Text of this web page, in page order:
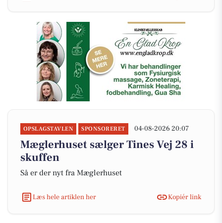
OPSLAGSTAVLEN SPONSORERET 04-08-2026 20:07
Mæglerhuset sælger Tines Vej 28 i
skuffen
Så er der nyt fra Mæglerhuset
Læs hele artiklen her Kopiér link